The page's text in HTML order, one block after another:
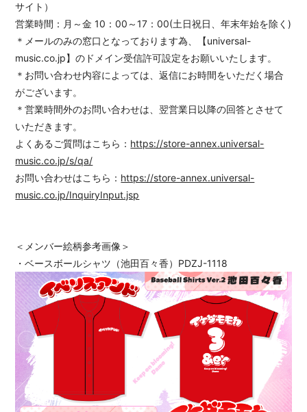
サイト）
営業時間：月～金 10：00～17：00(土日祝日、年末年始を除く)
＊メールのみの窓口となっております為、【universal-
music.co.jp】のドメイン受信許可設定をお願いいたします。
＊お問い合わせ内容によっては、返信にお時間をいただく場合
がございます。
＊営業時間外のお問い合わせは、翌営業日以降の回答とさせて
いただきます。
よくあるご質問はこちら： https://store-annex.universal-
music.co.jp/s/qa/
お問い合わせはこちら： https://store-annex.universal-
music.co.jp/InquiryInput.jsp
＜メンバー絵柄参考画像＞
・ベースボールシャツ（池田百々香）PDZJ-1118